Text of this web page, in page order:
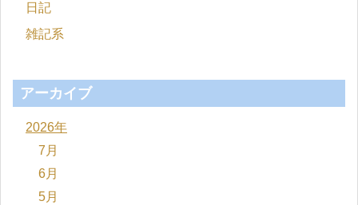
日記
雑記系
アーカイブ
2026年
7月
6月
5月